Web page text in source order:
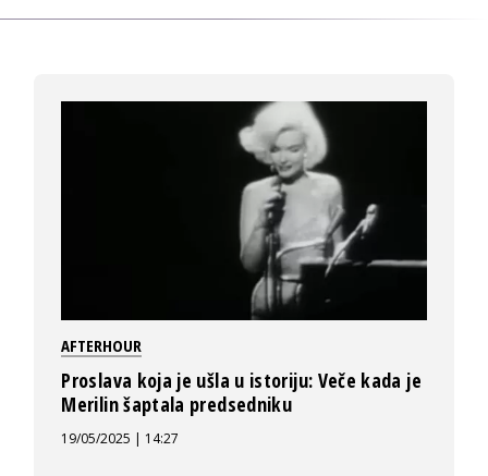
AFTERHOUR
Proslava koja je ušla u istoriju: Veče kada je
Merilin šaptala predsedniku
19/05/2025 | 14:27